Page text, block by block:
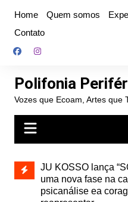
conteúdo
Home Quem somos
Contato
Polifonia
Vozes que Ecoam, Artes que
e abre
autoral,
Projota relança a
de 2010, nas